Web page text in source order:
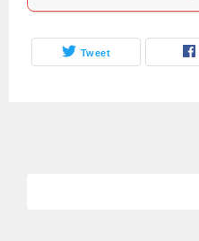
Tweet